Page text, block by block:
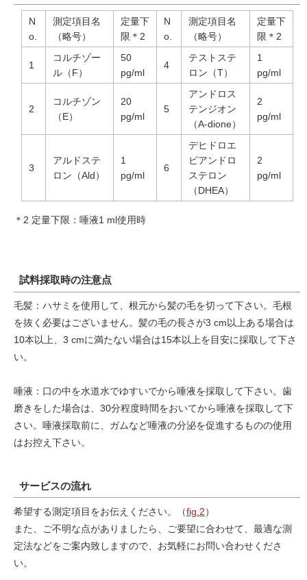
N
o.
測定項目名
（略号）
定量下
限＊2
N
o.
測定項目名
（略号）
定量下
限＊2
1
コルチゾー
ル（F）
50
pg/ml
4
テストステ
ロン（T）
1
pg/ml
2
コルチゾン
（E）
20
pg/ml
5
アンドロス
テンジオン
（A-dione）
2
pg/ml
3
アルドステ
ロン（Ald）
1
pg/ml
6
デヒドロエ
ピアンドロ
ステロン
（DHEA）
2
pg/ml
＊2 定量下限：唾液1 ml使用時
試料採取時の注意点
毛髪：ハサミを使用して、根元から髪の毛を切って下さい。毛根
を抜く必要はございません。髪の毛の長さが3 cm以上ある場合は
10本以上、3 cmに満たない場合は15本以上を目安に採取して下さ
い。
唾液：口の中を水道水でゆすいでから唾液を採取して下さい。歯
磨きをした場合は、30分程度時間をおいてから唾液を採取して下
さい。唾液採取前に、ガムなど唾液の分泌を促進するものの使用
はお控え下さい。
サービスの流れ
希望する測定項目をお伝えください。（fig.2）
また、ご不明な点がありましたら、ご要望に合わせて、最適な測
定法などをご案内致しますので、お気軽にお問い合わせくださ
い。